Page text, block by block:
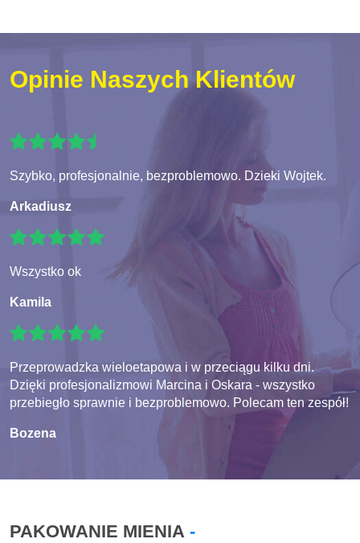
Opinie Naszych Klientów
Szybko, profesjonalnie, bezproblemowo. Dzieki Wojtek.
Arkadiusz
Wszystko ok
Kamila
Przeprowadzka wieloetapowa i w przeciągu kilku dni.
Dzięki profesjonalizmowi Marcina i Oskara - wszystko
przebiegło sprawnie i bezproblemowo. Polecam ten zespół!
Bozena
PAKOWANIE MIENIA -